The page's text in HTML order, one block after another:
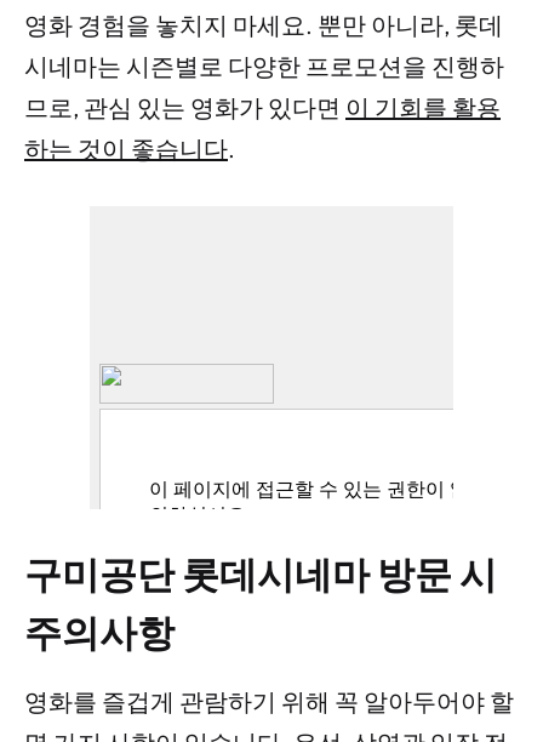
영화 경험을 놓치지 마세요. 뿐만 아니라, 롯데
시네마는 시즌별로 다양한 프로모션을 진행하
므로, 관심 있는 영화가 있다면 이 기회를 활용
하는 것이 좋습니다.
구미공단 롯데시네마 방문 시
주의사항
영화를 즐겁게 관람하기 위해 꼭 알아두어야 할